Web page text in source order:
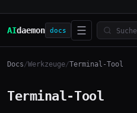
AIdaemon docs ☰
Docs/Werkzeuge/Terminal-Tool
Terminal-Tool